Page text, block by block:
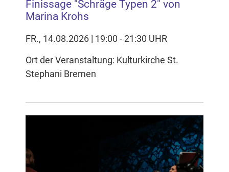
Finissage "Schräge Typen 2" von
Marina Krohs
FR., 14.08.2026 | 19:00 - 21:30 UHR
Ort der Veranstaltung: Kulturkirche St.
Stephani Bremen